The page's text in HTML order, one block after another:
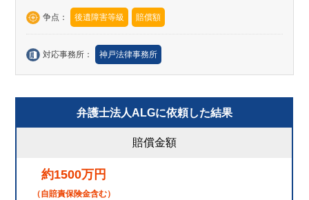
争点： 後遺障害等級 賠償額
対応事務所： 神戸法律事務所
弁護士法人ALGに依頼した結果
賠償金額
約1500万円
（自賠責保険金含む）